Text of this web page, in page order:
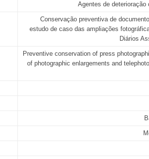
Agentes de
Conservação preventiva de
estudo de caso das ampliações
Diários
Preventive conservation of press
of photographic enlargements and